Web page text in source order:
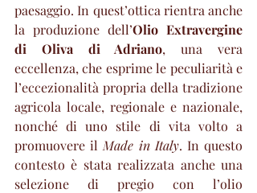
paesaggio. In quest’ottica rientra anche
la produzione dell’Olio Extravergine
di Oliva di Adriano, una vera
eccellenza, che esprime le peculiarità e
l’eccezionalità propria della tradizione
agricola locale, regionale e nazionale,
nonché di uno stile di vita volto a
promuovere il Made in Italy. In questo
contesto è stata realizzata anche una
selezione di pregio con l’olio